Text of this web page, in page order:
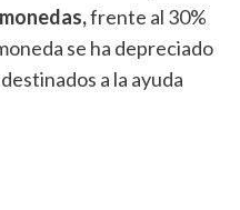
frente al 30%
se ha depreciado
a la ayuda